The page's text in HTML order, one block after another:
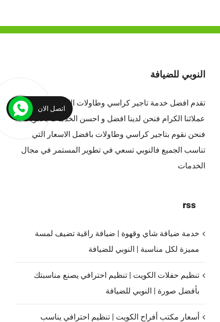
النوبي للضيافة
تقدم افضل خدمة تاجير كراسي وطاولات الكويت
لجميع
عملائنا الكرام فنحن لدينا افضل و احسن الخدمات بالكويت ،
فنحن نقوم بتاجير كراسي وطاولات بافضل الاسعار التي
تناسب الجميع فالنوبي تسعي في تطوير المستمر في مجال
الخدمات
rss
خدمة ضيافة شاي وقهوة | ضيافة راقية تضيف لمسة
مميزة لكل مناسبة | النوبي للضيافة
تنظيم حفلات الكويت | تنظيم احترافي يصنع مناسبتك
بأفضل صورة | النوبي للضيافة
أسعار مكتب أفراح الكويت | تنظيم احترافي يناسب
اتصل الان